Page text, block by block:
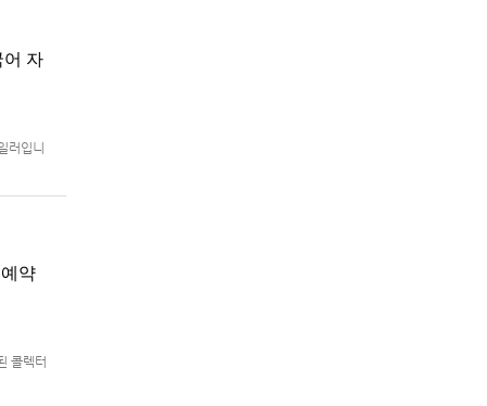
어 자
러입니
약
콜렉터